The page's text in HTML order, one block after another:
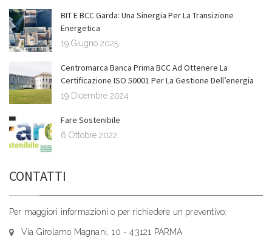
BIT E BCC Garda: Una Sinergia Per La Transizione
Energetica
19 Giugno 2025
Centromarca Banca Prima BCC Ad Ottenere La
Certificazione ISO 50001 Per La Gestione Dell’energia
19 Dicembre 2024
Fare Sostenibile
6 Ottobre 2022
CONTATTI
Per maggiori informazioni o per richiedere un preventivo:
Via Girolamo Magnani, 10 - 43121 PARMA